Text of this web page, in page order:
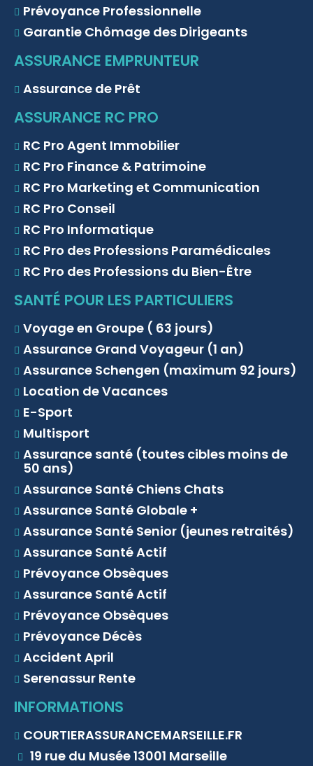
Prévoyance Professionnelle
Garantie Chômage des Dirigeants
ASSURANCE EMPRUNTEUR
Assurance de Prêt
ASSURANCE RC PRO
RC Pro Agent Immobilier
RC Pro Finance & Patrimoine
RC Pro Marketing et Communication
RC Pro Conseil
RC Pro Informatique
RC Pro des Professions Paramédicales
RC Pro des Professions du Bien-Être
SANTÉ POUR LES PARTICULIERS
Voyage en Groupe ( 63 jours)
Assurance Grand Voyageur (1 an)
Assurance Schengen (maximum 92 jours)
Location de Vacances
E-Sport
Multisport
Assurance santé (toutes cibles moins de
50 ans)
Assurance Santé Chiens Chats
Assurance Santé Globale +
Assurance Santé Senior (jeunes retraités)
Assurance Santé Actif
Prévoyance Obsèques
Assurance Santé Actif
Prévoyance Obsèques
Prévoyance Décès
Accident April
Serenassur Rente
INFORMATIONS
COURTIERASSURANCEMARSEILLE.FR
19 rue du Musée 13001 Marseille